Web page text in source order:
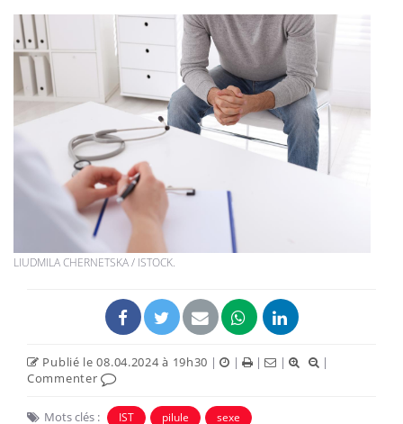
LIUDMILA CHERNETSKA / ISTOCK.
Publié le 08.04.2024 à 19h30 | | | |
|
Commenter
Mots clés : IST pilule sexe